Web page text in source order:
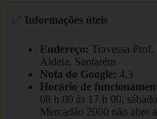
Informações úteis
Endereço: Travessa
Aldeia, Santarém
Nota do Google: 4,3
Horário de
08 h 00 às 17 h 00,
Mercadão 2000 não abre